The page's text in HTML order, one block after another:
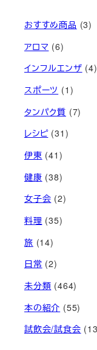
おすすめ商品 (3)
アロマ (6)
インフルエンザ (4)
スポーツ (1)
タンパク質 (7)
レシピ(31)
伊東 (41)
健康 (38)
女子会 (2)
料理 (35)
旅 (14)
日常 (2)
未分類 (464)
本の紹介 (55)
試飲会/試食会